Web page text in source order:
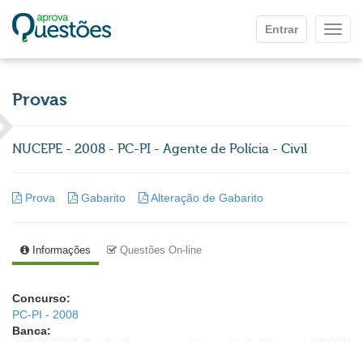
Entrar
Provas
NUCEPE - 2008 - PC-PI - Agente de Polícia - Civil
Prova Gabarito Alteração de Gabarito
Informações Questões On-line
Concurso:
PC-PI - 2008
Banca: